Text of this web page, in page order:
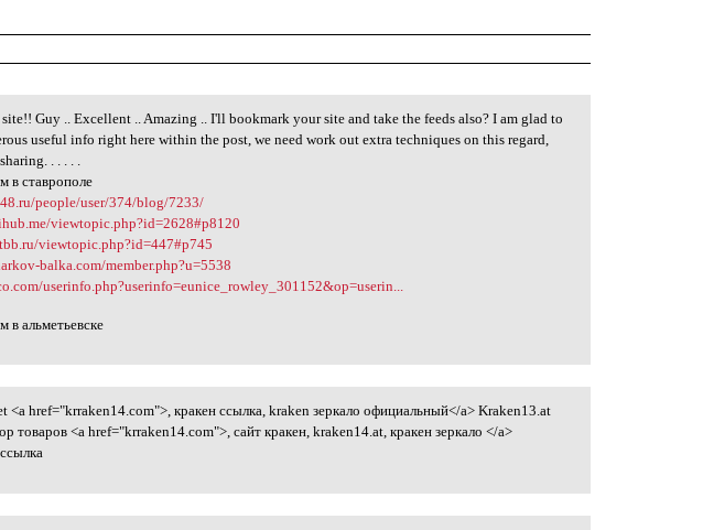
site!! Guy ..
Guy .. Excellent .. Amazing .. I'll bookmark your site and take the feeds also? I am glad to
useful info right here within the post, we need work out extra techniques on this regard,
. . . . .
в ставрополе
people/user/374/blog/7233/
viewtopic.php?id=2628#p8120
viewtopic.php?id=447#p745
balka.com/member.php?u=5538
userinfo.php?userinfo=eunice_rowley_301152&op=userin...
в альметьевске
<a href=
<a href="krraken14.com">, кракен ссылка, kraken зеркало официальный</a> Kraken13.at
товаров <a href="krraken14.com">, сайт кракен, kraken14.at, кракен зеркало </a>